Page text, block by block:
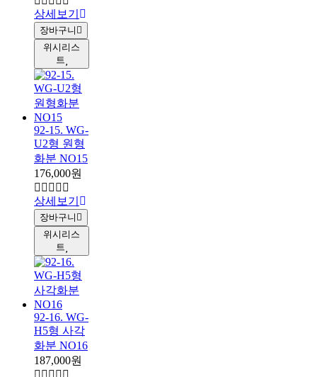
상세보기
장바구니
위시리스
트
92-15. WG-
U2형 원형
화분 NO15
176,000원
상세보기
장바구니
위시리스
트
92-16. WG-
H5형 사각
화분 NO16
187,000원